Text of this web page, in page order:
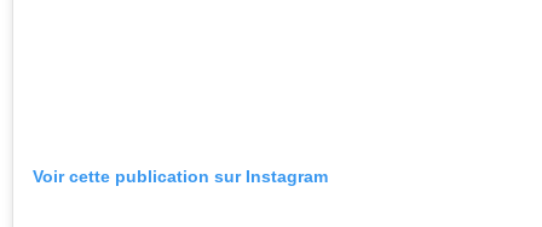
Voir cette publication sur Instagram